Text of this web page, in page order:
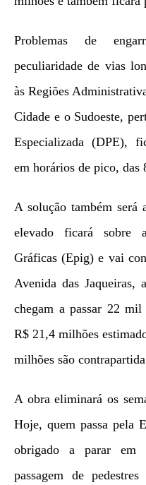
Problemas de
peculiaridade de vias
às Regiões
Cidade e o Sudoeste,
Especializada (DPE),
em horários de pico, das
A solução também será
elevado ficará sobre
Gráficas (Epig) e vai
Avenida das Jaqueiras,
chegam a passar 22
R$ 21,4 milhões
milhões são
A obra eliminará os
Hoje, quem passa pela
obrigado a parar em
passagem de